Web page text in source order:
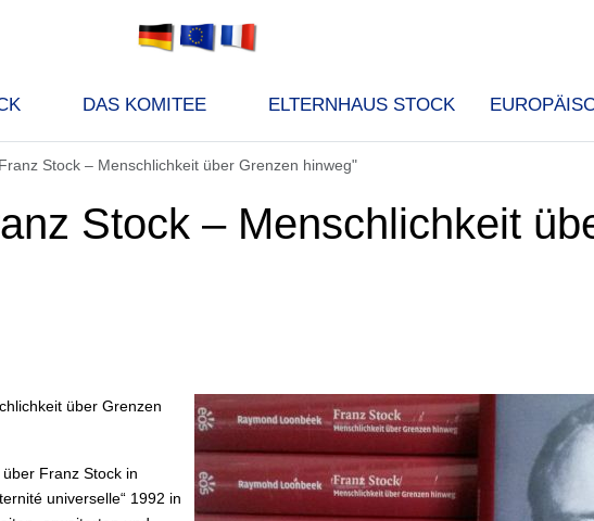
DAS KOMITEE ELTERNHAUS STOCK
Stock – Menschlichkeit über Grenzen hinweg"
Stock – Menschlichkeit
über Grenzen
Franz Stock in
universelle“ 1992 in